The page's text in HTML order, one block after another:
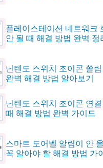
플레이스테이션 네트워크
안 될 때 해결 방법 완벽 정
닌텐도 스위치 조이콘 쏠
완벽 해결 방법 알아보기
닌텐도 스위치 조이콘 연
때 해결 방법 완벽 가이드
스마트 도어벨 알림이 안
꼭 알아야 할 해결 방법 가